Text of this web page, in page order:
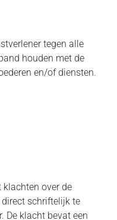
tegen alle
houden met de
en/of diensten.
klachten over de
schriftelijk te
De klacht bevat een